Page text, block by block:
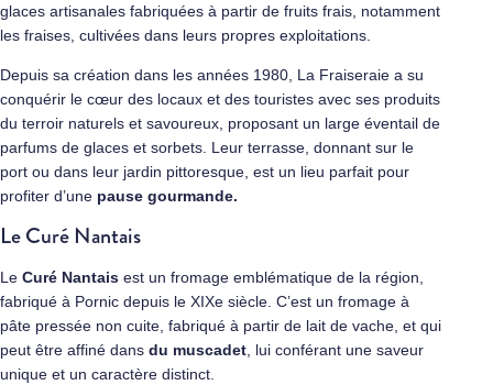
glaces artisanales fabriquées à partir de fruits frais, notamment
les fraises, cultivées dans leurs propres exploitations.
Depuis sa création dans les années 1980, La Fraiseraie a su
conquérir le cœur des locaux et des touristes avec ses produits
du terroir naturels et savoureux, proposant un large éventail de
parfums de glaces et sorbets. Leur terrasse, donnant sur le
port ou dans leur jardin pittoresque, est un lieu parfait pour
profiter d’une pause gourmande.
Le Curé Nantais
Le Curé Nantais est un fromage emblématique de la région,
fabriqué à Pornic depuis le XIXe siècle. C’est un fromage à
pâte pressée non cuite, fabriqué à partir de lait de vache, et qui
peut être affiné dans du muscadet , lui conférant une saveur
unique et un caractère distinct.